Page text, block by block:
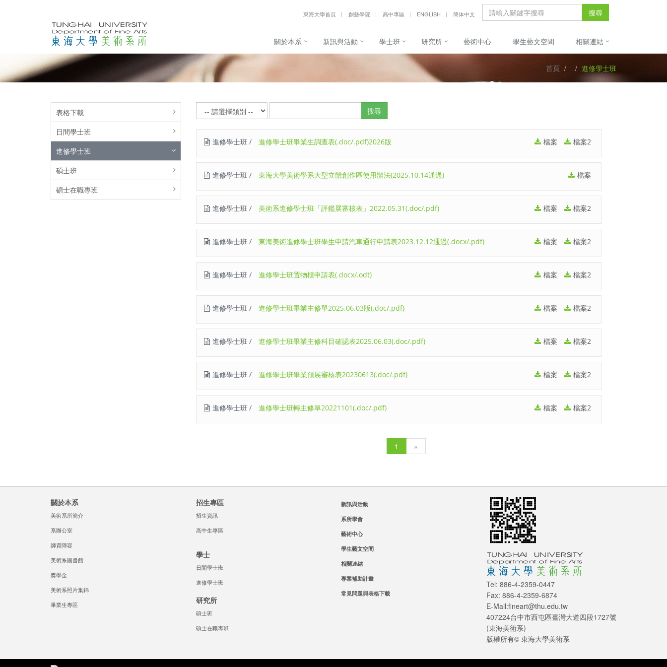
東海大學首頁 創藝學院 高中專區 ENGLISH 簡体中文 搜尋
關於本系 新訊與活動 學士班 研究所 藝術中心 學生藝文空間 相關連結
首頁 進修學士班
表格下載
日間學士班
進修學士班
碩士班
碩士在職專班
搜尋
進修學士班 / 進修學士班畢業生調查表(.doc/.pdf)2026版 檔案 檔案2
進修學士班 / 東海大學美術學系大型立體創作區使用辦法(2025.10.14通過) 檔案
進修學士班 / 美術系進修學士班「評鑑展審核表」2022.05.31(.doc/.pdf) 檔案 檔案2
進修學士班 / 東海美術進修學士班學生申請汽車通行申請表2023.12.12通過(.docx/.pdf) 檔案 檔案2
進修學士班 / 進修學士班置物櫃申請表(.docx/.odt) 檔案 檔案2
進修學士班 / 進修學士班畢業主修單2025.06.03版(.doc/.pdf) 檔案 檔案2
進修學士班 / 進修學士班畢業主修科目確認表2025.06.03(.doc/.pdf) 檔案 檔案2
進修學士班 / 進修學士班畢業預展審核表20230613(.doc/.pdf) 檔案 檔案2
進修學士班 / 進修學士班轉主修單20221101(.doc/.pdf) 檔案 檔案2
1 »
關於本系
美術系所簡介
系辦公室
師資陣容
美術系圖書館
獎學金
美術系照片集錦
畢業生專區
招生專區
招生資訊
高中生專區
學士
日間學士班
進修學士班
研究所
碩士班
碩士在職專班
新訊與活動
系所學會
藝術中心
學生藝文空間
相關連結
專案補助計畫
常見問題與表格下載
Tel: 886-4-2359-0447
Fax: 886-4-2359-6874
E-Mail:fineart@thu.edu.tw
407224台中市西屯區臺灣大道四段1727號
(東海美術系)
版權所有© 東海大學美術系